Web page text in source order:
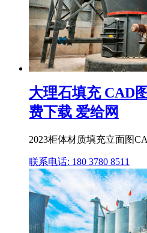
大理石填充 CAD
费下载 爱给网
2023柜体材质填充立面图
联系电话: 180 3780 8511